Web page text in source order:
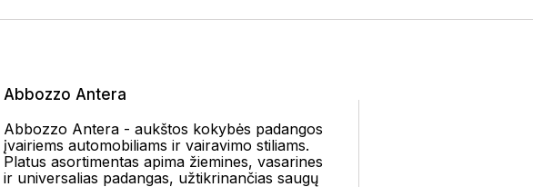
Abbozzo Antera
Abbozzo Antera - aukštos kokybės padangos
įvairiems automobiliams ir vairavimo stiliams.
Platus asortimentas apima žiemines, vasarines
ir universalias padangas, užtikrinančias saugų